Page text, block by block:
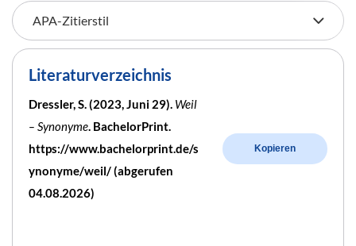
Literaturverzeichnis
Dressler, S. (2023, Juni 29). Weil
– Synonyme. BachelorPrint.
https://www.bachelorprint.de/s
ynonyme/weil/ (abgerufen
04.08.2026)
Kopieren